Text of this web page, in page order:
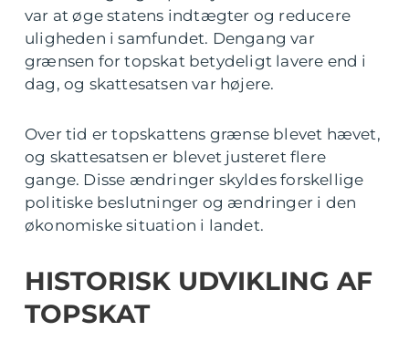
var at øge statens indtægter og reducere
uligheden i samfundet. Dengang var
grænsen for topskat betydeligt lavere end i
dag, og skattesatsen var højere.
Over tid er topskattens grænse blevet hævet,
og skattesatsen er blevet justeret flere
gange. Disse ændringer skyldes forskellige
politiske beslutninger og ændringer i den
økonomiske situation i landet.
HISTORISK UDVIKLING AF
TOPSKAT